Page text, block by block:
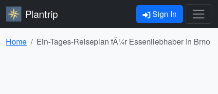
Plantrip Sign In
Home Ein-Tages-Reiseplan fÃ¼r Essenliebhaber in Brno